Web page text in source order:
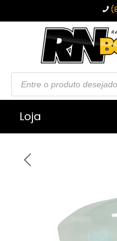
Pesquisar
produtos
Loja